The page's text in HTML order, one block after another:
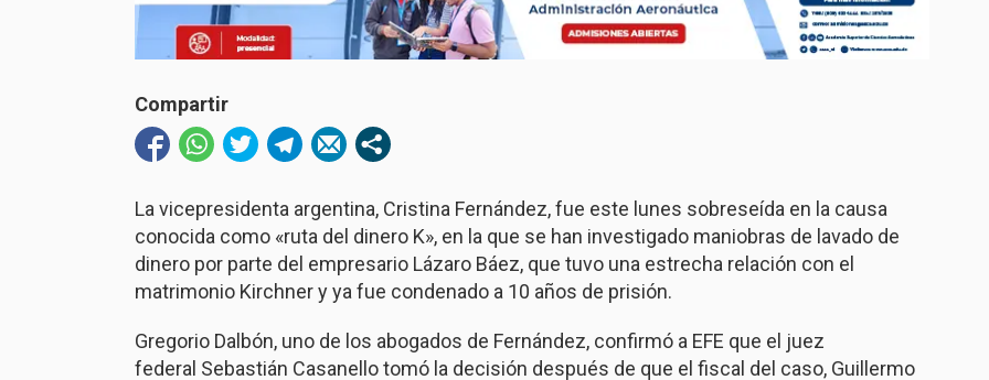
Compartir
La vicepresidenta argentina, Cristina Fernández, fue este lunes sobreseída en la causa
conocida como «ruta del dinero K», en la que se han investigado maniobras de lavado de
dinero por parte del empresario Lázaro Báez, que tuvo una estrecha relación con el
matrimonio Kirchner y ya fue condenado a 10 años de prisión.
Gregorio Dalbón, uno de los abogados de Fernández, confirmó a EFE que el juez
federal Sebastián Casanello tomó la decisión después de que el fiscal del caso, Guillermo